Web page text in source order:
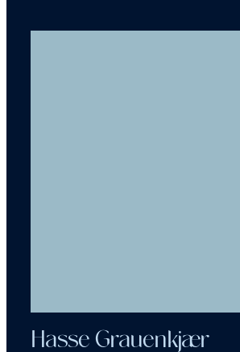
Hasse Grauenkjær